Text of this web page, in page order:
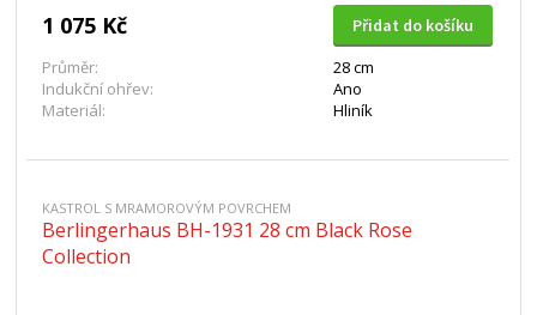
1 075 Kč
Přidat do košíku
Průměr:
28 cm
Indukční ohřev:
Ano
Materiál:
Hliník
KASTROL S MRAMOROVÝM POVRCHEM
Berlingerhaus BH-1931 28 cm Black Rose
Collection